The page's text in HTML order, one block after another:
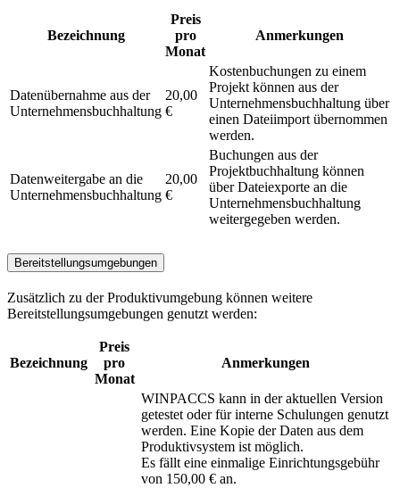
Bezeichnung
Preis
pro
Monat
Anmerkungen
Datenübernahme aus der
Unternehmensbuchhaltung
20,00
€
Kostenbuchungen zu einem
Projekt können aus der
Unternehmensbuchhaltung über
einen Dateiimport übernommen
werden.
Datenweitergabe an die
Unternehmensbuchhaltung
20,00
€
Buchungen aus der
Projektbuchhaltung können
über Dateiexporte an die
Unternehmensbuchhaltung
weitergegeben werden.
Bereitstellungsumgebungen
Zusätzlich zu der Produktivumgebung können weitere
Bereitstellungsumgebungen genutzt werden:
Bezeichnung
Preis
pro
Monat
Anmerkungen
WINPACCS kann in der aktuellen Version
getestet oder für interne Schulungen genutzt
werden. Eine Kopie der Daten aus dem
Produktivsystem ist möglich.
Es fällt eine einmalige Einrichtungsgebühr
von 150,00 € an.